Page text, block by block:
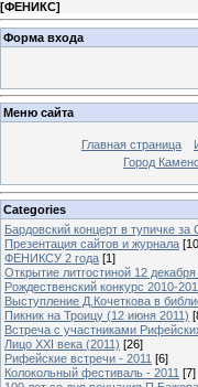
[ФЕНИКС]
Форма входа
Меню сайта
Главная страница
Город
Categories
Бардовский концерт в тупичке за
Презентация сайтов и журнала
ФЕНИКСУ 2 года [1]
Открытие литгостиной 12
Рождественский конкурс 2010-
Выступление Д.Кочеткова в
Пикник на Троицу (12 июня 2011)
Встреча с участниками
Лицо XXI века (2011) [26]
Рифейские встречи - 2011 [6]
Колокольный фестиваль - 2011 [7]